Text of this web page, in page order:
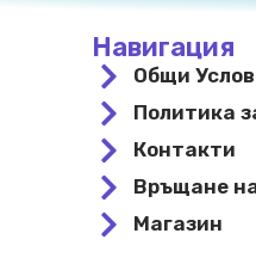
Навигация
Общи
Политика
Контакти
Връщане
Магазин